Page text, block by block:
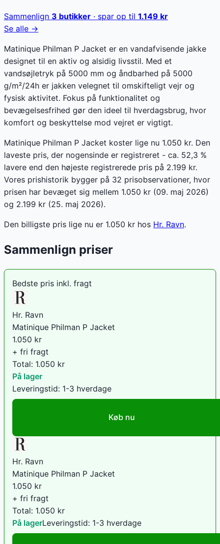
Sammenlign 3 butikker · spar op til 1.149 kr
Se alle →
Matinique Philman P Jacket er en vandafvisende jakke
designet til en aktiv og alsidig livsstil. Med et
vandsøjletryk på 5000 mm og åndbarhed på 5000
g/m²/24h er jakken velegnet til omskifteligt vejr og
fysisk aktivitet. Fokus på funktionalitet og
bevægelsesfrihed gør den ideel til hverdagsbrug, hvor
komfort og beskyttelse mod vejret er vigtigt.
Matinique Philman P Jacket koster lige nu 1.050 kr. Den
laveste pris, der nogensinde er registreret - ca. 52,3 %
lavere end den højeste registrerede pris på 2.199 kr.
Vores prishistorik bygger på 32 prisobservationer, hvor
prisen har bevæget sig mellem 1.050 kr (09. maj 2026)
og 2.199 kr (25. maj 2026).
Den billigste pris lige nu er 1.050 kr hos Hr. Ravn.
Sammenlign priser
Bedste pris inkl. fragt
Hr. Ravn
Matinique Philman P Jacket
1.050 kr
+ fri fragt
Total: 1.050 kr
På lager
Leveringstid: 1-3 hverdage
Køb nu
Hr. Ravn
Matinique Philman P Jacket
1.050 kr
+ fri fragt
Total: 1.050 kr
På lagerLeveringstid: 1-3 hverdage